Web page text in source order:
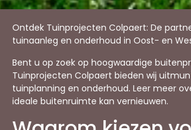
Ontdek Tuinprojecten Colpaert: De
tuinaanleg en onderhoud in Oost- en
Bent u op zoek op hoogwaardige
Tuinprojecten Colpaert bieden wij
tuinplanning en onderhoud. Leer meer
ideale buitenruimte kan vernieuwen.